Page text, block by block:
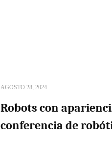
AGOSTO 28, 2024
Robots con
conferencia de